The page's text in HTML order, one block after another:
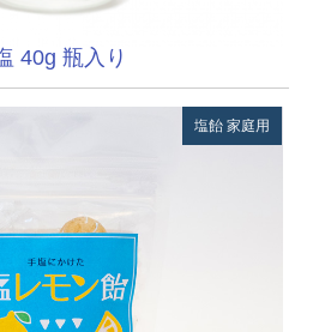
40g 瓶入り
塩飴 家庭用